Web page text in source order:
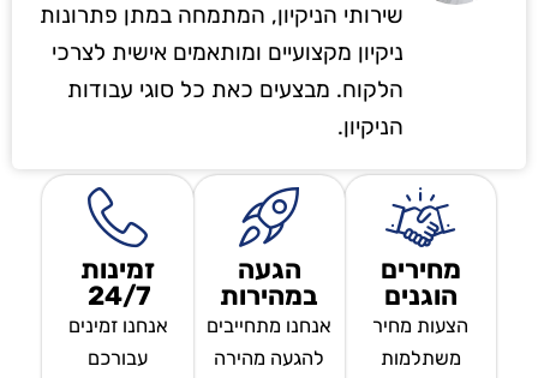
שירותי הניקיון, המתמחה במתן פתרונות
ניקיון מקצועיים ומותאמים אישית לצרכי
הלקוח. מבצעים כאת כל סוגי עבודות
הניקיון.
מחירים
הוגנים
הצעות מחיר
משתלמות
הגעה
במהירות
אנחנו מתחייבים
להגעה מהירה
זמינות
24/7
אנחנו זמינים
עבורכם